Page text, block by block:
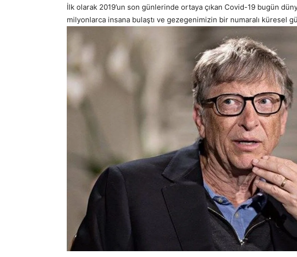
İlk olarak 2019’un son günlerinde ortaya çıkan Covid-19 bugün
milyonlarca insana bulaştı ve gezegenimizin bir numaralı küresel